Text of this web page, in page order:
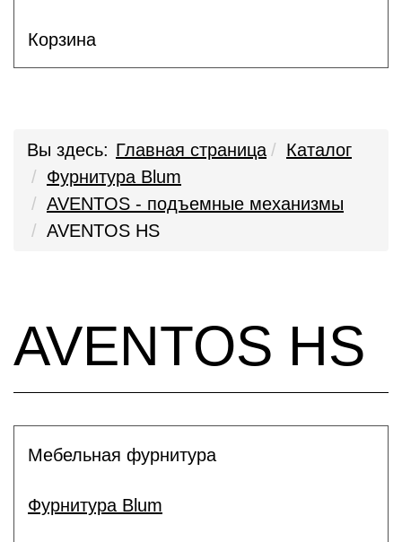
Корзина
Вы здесь: Главная страница
Каталог
Фурнитура Blum
AVENTOS - подъемные механизмы
AVENTOS HS
AVENTOS HS
Мебельная фурнитура
Фурнитура Blum